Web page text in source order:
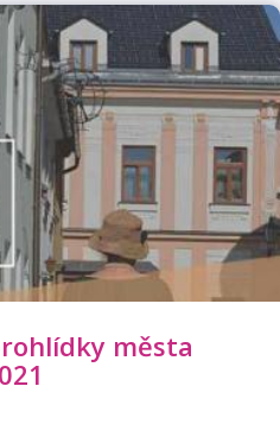
část jeho poctivě
alimenty. Svou svízelnou
vylepšit způsobem zcela
si jej lidé v restauracích
začne inkasovat. Netrvá
fantomem pražských
restaura ...
města